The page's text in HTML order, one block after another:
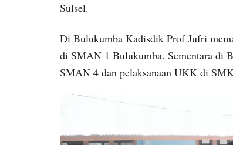
Sulsel.
Di Bulukumba Kadisdik Prof Jufri
di SMAN 1 Bulukumba. Sementara di
SMAN 4 dan pelaksanaan UKK di